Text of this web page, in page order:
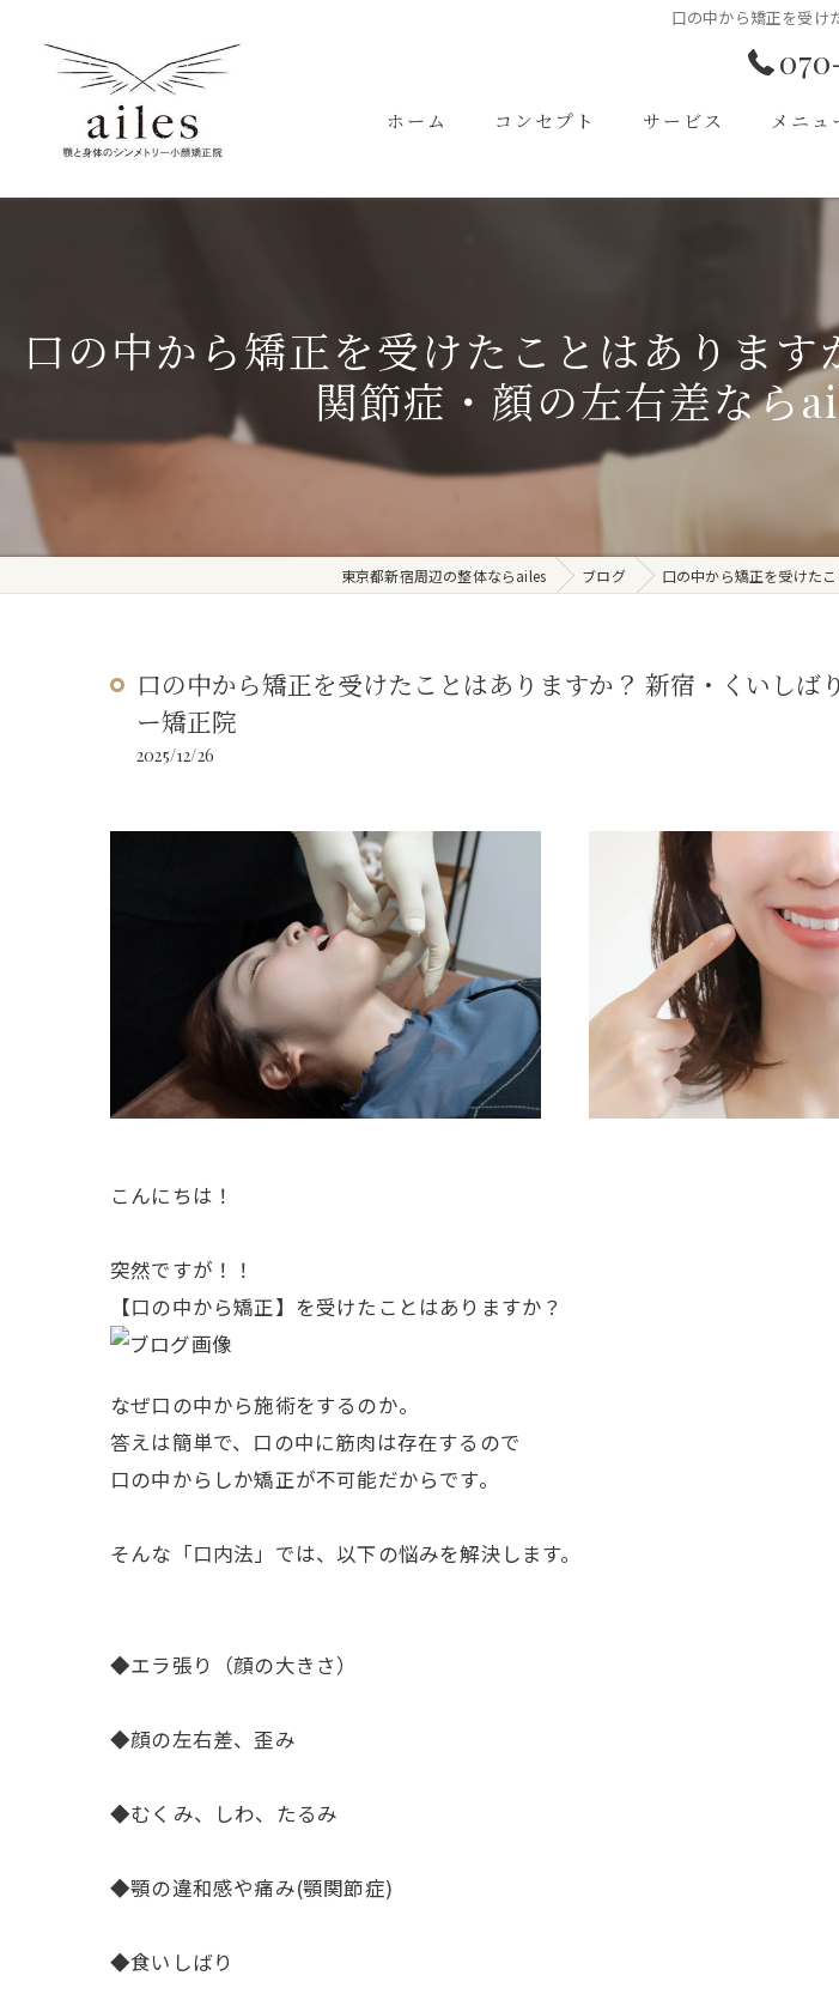
口の中から矯正を受け
ホーム コンセプト
代表あいさつ
サービス メニュ
口の中から矯正を受けたことはありま
関節症・顔の左右差なら
東京都新宿周辺の整体ならailes ブログ 口の中から矯正を受けた
口の中から矯正を受けたことはありますか？ 新宿・くいし
ー矯正院
2025/12/26
こんにちは！
突然ですが！！
【口の中から矯正】を受けたことはありますか？
なぜ口の中から施術をするのか。
答えは簡単で、口の中に筋肉は存在するので
口の中からしか矯正が不可能だからです。
そんな「口内法」では、以下の悩みを解決します。
◆エラ張り（顔の大きさ）
◆顔の左右差、歪み
◆むくみ、しわ、たるみ
◆顎の違和感や痛み(顎関節症)
◆食いしばり